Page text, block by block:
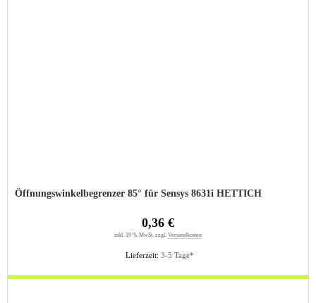
Öffnungswinkelbegrenzer 85° für Sensys 8631i HETTICH
Lieferzeit: 3-5 Tage*
0,36 €
inkl. 19 % MwSt. zzgl. Versandkosten